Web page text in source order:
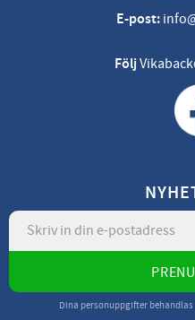
E-post:
Följ
Dina personuppgifter